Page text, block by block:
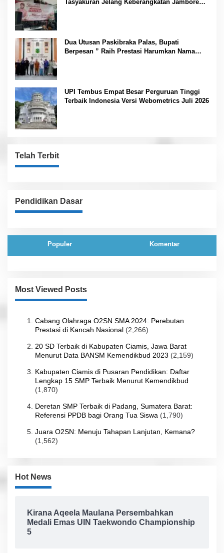
Tasyakuran Jelang Keberangkatan Jambore
Dua Utusan Paskibraka Palas, Bupati
Berpesan ” Raih Prestasi Harumkan Nama
UPI Tembus Empat Besar Perguruan Tinggi
Terbaik Indonesia Versi Webometrics Juli 2026
Telah Terbit
Pendidikan Dasar
Populer Komentar
Most Viewed Posts
Cabang Olahraga O2SN SMA 2024: Perebutan
Prestasi di Kancah Nasional (2,266)
20 SD Terbaik di Kabupaten Ciamis, Jawa Barat
Menurut Data BANSM Kemendikbud 2023 (2,159)
Kabupaten Ciamis di Pusaran Pendidikan: Daftar
Lengkap 15 SMP Terbaik Menurut Kemendikbud
(1,870)
Deretan SMP Terbaik di Padang, Sumatera Barat:
Referensi PPDB bagi Orang Tua Siswa (1,790)
Juara O2SN: Menuju Tahapan Lanjutan, Kemana?
(1,562)
Hot News
Kirana Aqeela Maulana Persembahkan
Medali Emas UIN Taekwondo Championship
5